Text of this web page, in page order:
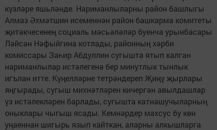
күзләре яшьләнде. Нариманлыларны район башлыгы
Алмаз Әхмәтшин исеменнән район башкарма комитеты
җитәкчесенең социаль мәсьәләләр буенча урынбасары
Ләйсән Нәфыйгина котлады, районның хәрби
комиссары Заһир Абдуллин сугышта ятып калган
нариманлылар истәлегенә бер минутлык тынлык
игълан итте. Күңелләрне тетрәндереп Җиңү җырлары
яңгырады, сугыш михнәтләрен кичергән авылдашлар
үз истәлекләрен барлады, сугышта катнашучыларның
оныклары чыгыш ясады. Кемнәрдер махсус бу көн
уңаеннан шигырь язып кайткан, аларны алкышларга